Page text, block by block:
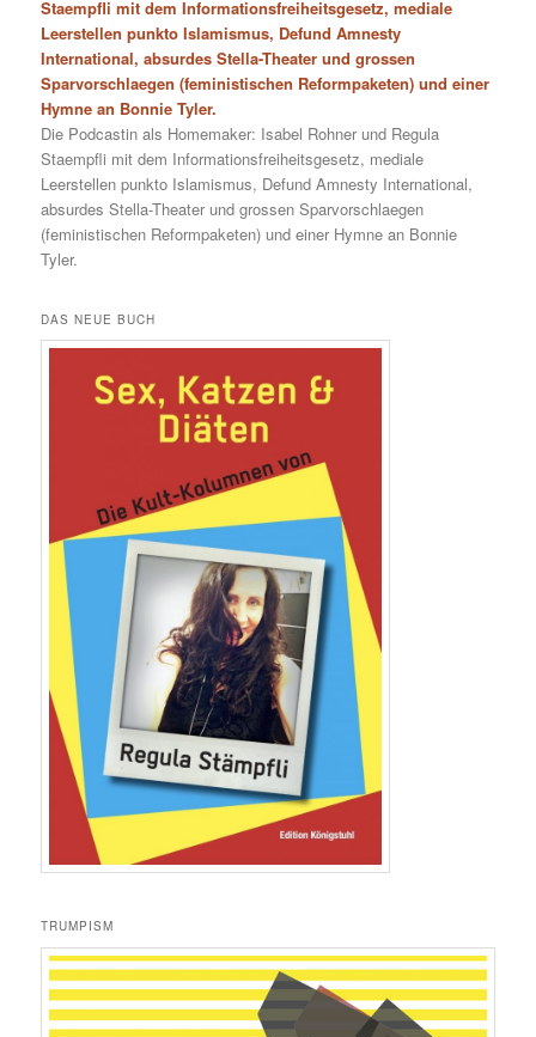
Staempfli mit dem Informationsfreiheitsgesetz, mediale
Leerstellen punkto Islamismus, Defund Amnesty
International, absurdes Stella-Theater und grossen
Sparvorschlaegen (feministischen Reformpaketen) und einer
Hymne an Bonnie Tyler.
Die Podcastin als Homemaker: Isabel Rohner und Regula
Staempfli mit dem Informationsfreiheitsgesetz, mediale
Leerstellen punkto Islamismus, Defund Amnesty International,
absurdes Stella-Theater und grossen Sparvorschlaegen
(feministischen Reformpaketen) und einer Hymne an Bonnie
Tyler.
DAS NEUE BUCH
TRUMPISM